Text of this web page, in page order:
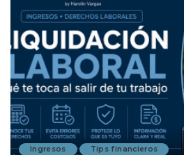
Ingresos Tips financieros